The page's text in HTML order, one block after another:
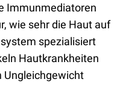
Immunmediatoren
wie sehr die Haut auf
spezialisiert
Hautkrankheiten
Ungleichgewicht